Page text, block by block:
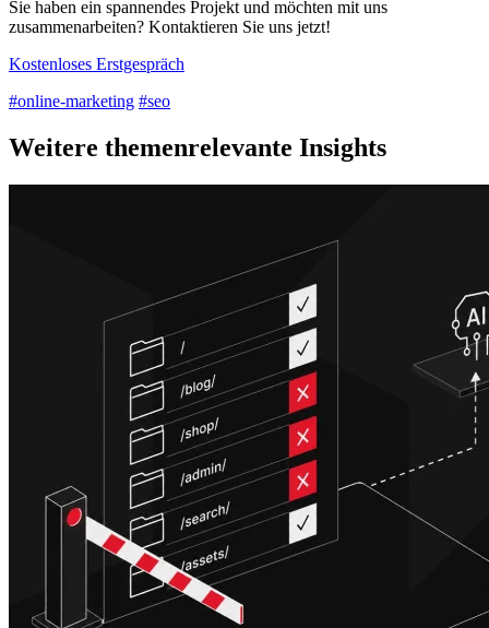
Sie haben ein spannendes Projekt und möchten mit uns
zusammenarbeiten? Kontaktieren Sie uns jetzt!
Kostenloses Erstgespräch
#online-marketing #seo
Weitere themenrelevante Insights